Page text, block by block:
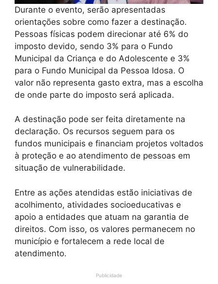
Durante o evento, serão apresentadas
orientações sobre como fazer a destinação.
Pessoas físicas podem direcionar até 6% do
imposto devido, sendo 3% para o Fundo
Municipal da Criança e do Adolescente e 3%
para o Fundo Municipal da Pessoa Idosa. O
valor não representa gasto extra, mas a escolha
de onde parte do imposto será aplicada.
A destinação pode ser feita diretamente na
declaração. Os recursos seguem para os
fundos municipais e financiam projetos voltados
à proteção e ao atendimento de pessoas em
situação de vulnerabilidade.
Entre as ações atendidas estão iniciativas de
acolhimento, atividades socioeducativas e
apoio a entidades que atuam na garantia de
direitos. Com isso, os valores permanecem no
município e fortalecem a rede local de
atendimento.
Publicidade